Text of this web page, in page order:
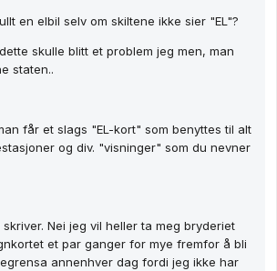
en elbil selv om skiltene ikke sier "EL"?
skulle blitt et problem jeg men, man
staten..
får et slags "EL-kort" som benyttes til alt
og div. "visninger" som du nevner
Nei jeg vil heller ta meg bryderiet
et par ganger for mye fremfor å bli
annenhver dag fordi jeg ikke har